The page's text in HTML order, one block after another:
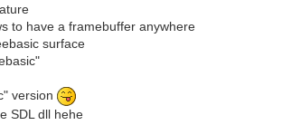
to have a framebuffer anywhere
surface
version
SDL dll hehe